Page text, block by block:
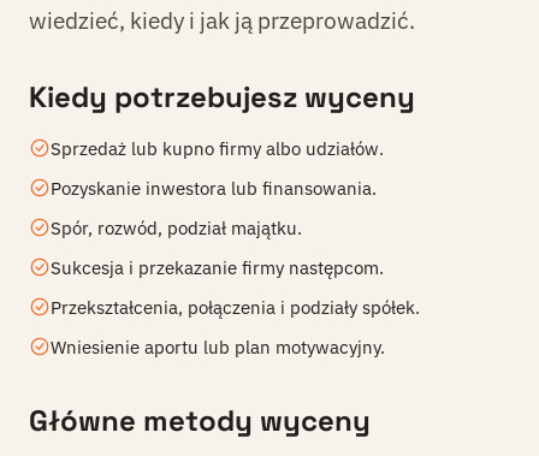
wiedzieć, kiedy i jak ją przeprowadzić.
Kiedy potrzebujesz wyceny
Sprzedaż lub kupno firmy albo udziałów.
Pozyskanie inwestora lub finansowania.
Spór, rozwód, podział majątku.
Sukcesja i przekazanie firmy następcom.
Przekształcenia, połączenia i podziały spółek.
Wniesienie aportu lub plan motywacyjny.
Główne metody wyceny